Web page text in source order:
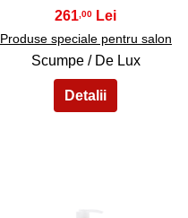
261 ,00
Produse speciale pentru salon
Scumpe / De Lux